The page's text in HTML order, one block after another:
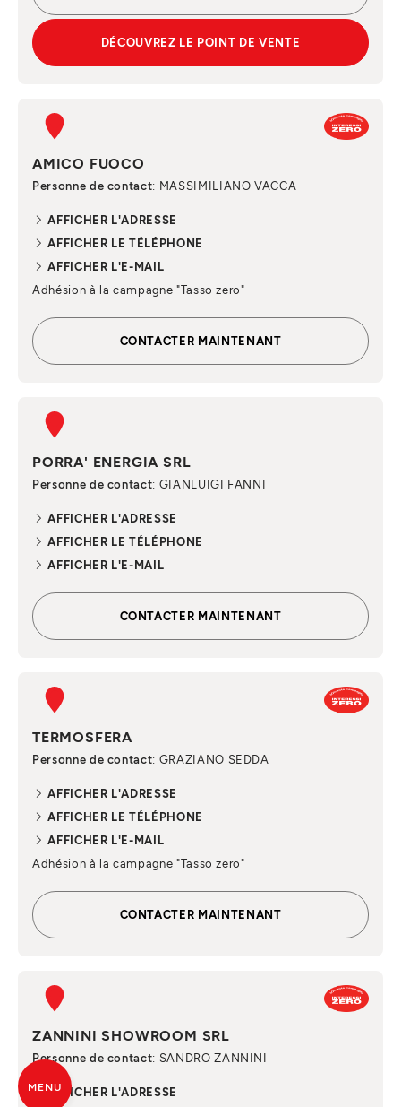
DÉCOUVREZ LE POINT DE VENTE
AMICO FUOCO
Personne de contact: MASSIMILIANO VACCA
AFFICHER L'ADRESSE
AFFICHER LE TÉLÉPHONE
AFFICHER L'E-MAIL
Adhésion à la campagne "Tasso zero"
CONTACTER MAINTENANT
PORRA' ENERGIA SRL
Personne de contact: GIANLUIGI FANNI
AFFICHER L'ADRESSE
AFFICHER LE TÉLÉPHONE
AFFICHER L'E-MAIL
CONTACTER MAINTENANT
TERMOSFERA
Personne de contact: GRAZIANO SEDDA
AFFICHER L'ADRESSE
AFFICHER LE TÉLÉPHONE
AFFICHER L'E-MAIL
Adhésion à la campagne "Tasso zero"
CONTACTER MAINTENANT
ZANNINI SHOWROOM SRL
Personne de contact: SANDRO ZANNINI
AFFICHER L'ADRESSE
MENU